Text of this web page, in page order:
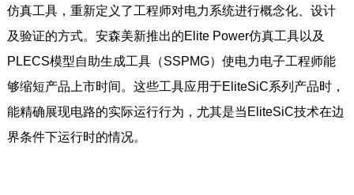
仿真工具，重新定义了工程师对电力系统进行概念化、设计
及验证的方式。安森美新推出的Elite Power仿真工具以及
PLECS模型自助生成工具（SSPMG）使电力电子工程师能
够缩短产品上市时间。这些工具应用于EliteSiC系列产品时，
能精确展现电路的实际运行行为，尤其是当EliteSiC技术在边
界条件下运行时的情况。